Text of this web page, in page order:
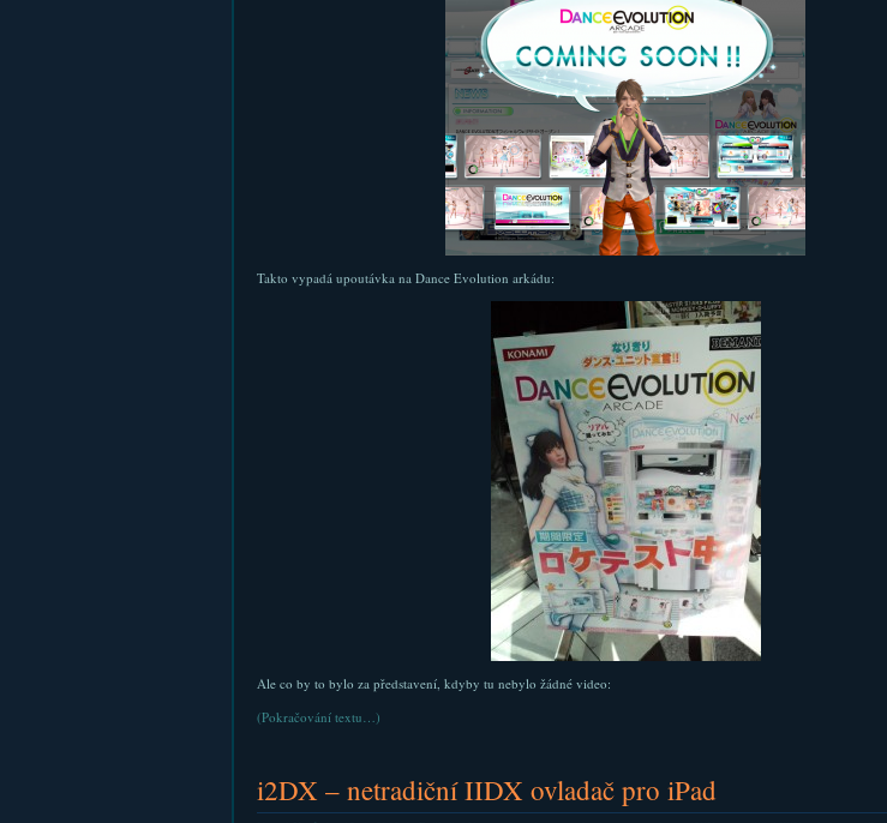
Takto vypadá upoutávka na Dance Evolution arkádu:
Ale co by to bylo za představení, kdyby tu nebylo žádné video:
(Pokračování textu…)
i2DX – netradiční IIDX ovladač pro iPad